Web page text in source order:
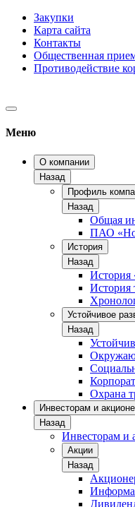
Закупки
Карта сайта
Контакты
Общественная
Противодействие
Меню
О компании
Назад
Профиль
Назад
Общая
ПАО
История
Назад
История
История
Устойчивое
Назад
Охрана
Инвесторам и
Назад
Инвесторам и
Акции
Назад